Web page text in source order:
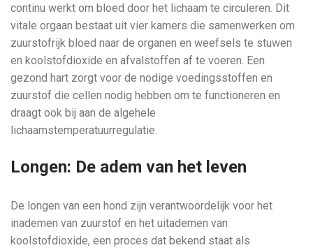
continu werkt om bloed door het lichaam te circuleren. Dit
vitale orgaan bestaat uit vier kamers die samenwerken om
zuurstofrijk bloed naar de organen en weefsels te stuwen
en koolstofdioxide en afvalstoffen af te voeren. Een
gezond hart zorgt voor de nodige voedingsstoffen en
zuurstof die cellen nodig hebben om te functioneren en
draagt ook bij aan de algehele
lichaamstemperatuurregulatie.
Longen: De adem van het leven
De longen van een hond zijn verantwoordelijk voor het
inademen van zuurstof en het uitademen van
koolstofdioxide, een proces dat bekend staat als